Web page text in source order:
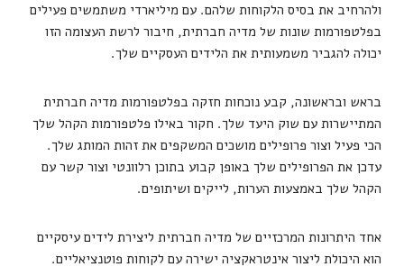
ולהרחיב את בסיס הלקוחות שלהם. עם מיליארדי משתמשים פעילים
בפלטפורמות שונות של מדיה חברתית, חיבור לרשת העצומה הזו
יכולה להגביר משמעותית את הלידים העסקיים שלך.
בראש ובראשונה, קבע נוכחות חזקה בפלטפורמות מדיה חברתית
המתיישרות עם שוק היעד שלך. חקור באילו פלטפורמות הקהל שלך
הכי פעיל וצור פרופילים מושכים המשקפים את זהות המותג שלך.
עדכן את הפרופילים שלך באופן קבוע בתוכן רלוונטי וצור קשר עם
הקהל שלך באמצעות הערות, לייקים ושיתופים.
אחד היתרונות המרכזיים של מדיה חברתית ליצירת לידים עיסקיים
הוא היכולת ליצור אינטראקציה ישירה עם לקוחות פוטנציאליים.